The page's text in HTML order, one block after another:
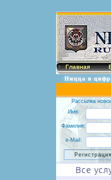
Ницца в
Рассылка
Имя:
Фамилия:
e-Mail:
Все
Главная